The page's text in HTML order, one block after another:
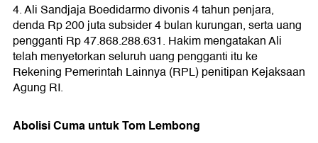
4. Ali Sandjaja Boedidarmo divonis 4 tahun penjara,
denda Rp 200 juta subsider 4 bulan kurungan, serta uang
pengganti Rp 47.868.288.631. Hakim mengatakan Ali
telah menyetorkan seluruh uang pengganti itu ke
Rekening Pemerintah Lainnya (RPL) penitipan Kejaksaan
Agung RI.
Abolisi Cuma untuk Tom Lembong